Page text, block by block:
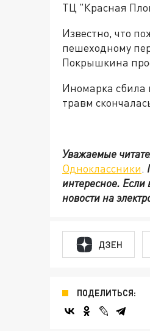
ТЦ "Красная
Известно, что
пешеходному
Покрышкина
Иномарка сбила
травм
Уважаемые
Одноклассники.
интересное.
новости на
ДЗЕН
ПОДЕЛИТЬСЯ: